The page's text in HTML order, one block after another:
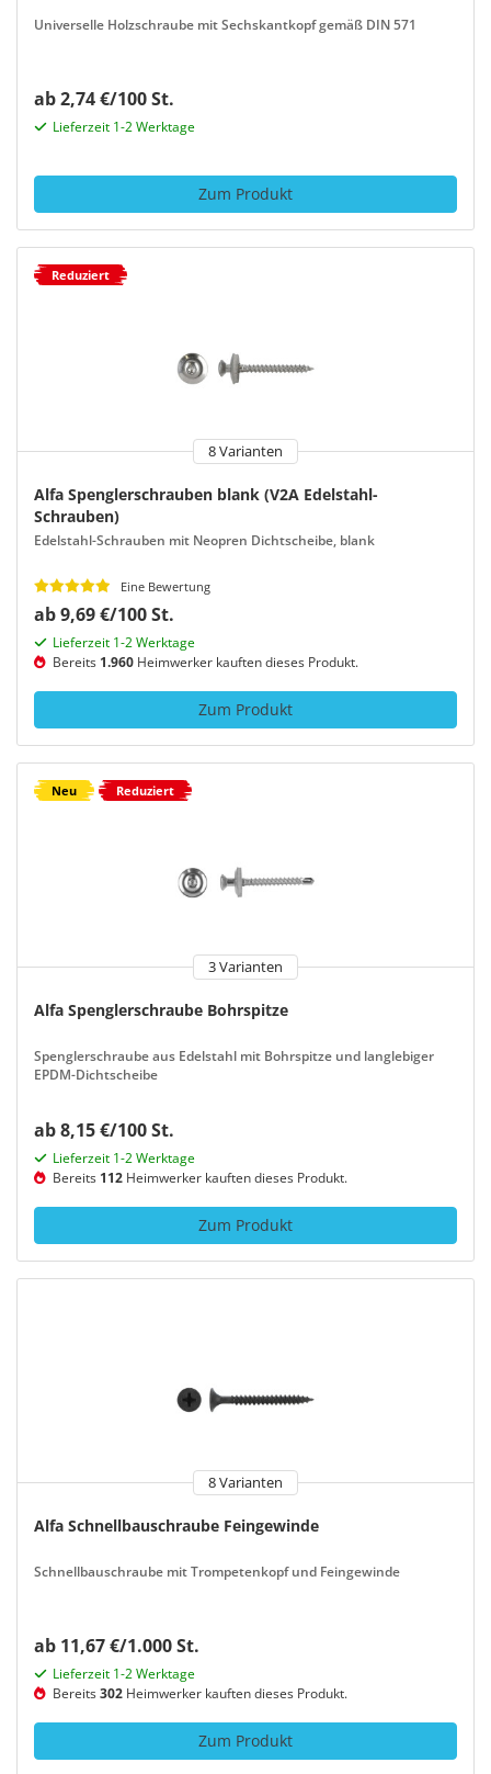
Universelle Holzschraube mit Sechskantkopf gemäß DIN 571
ab 2,74 €/100 St.
Lieferzeit 1-2 Werktage
Zum Produkt
Reduziert
8 Varianten
Alfa Spenglerschrauben blank (V2A Edelstahl-
Schrauben)
Edelstahl-Schrauben mit Neopren Dichtscheibe, blank
Eine Bewertung
ab 9,69 €/100 St.
Lieferzeit 1-2 Werktage
Bereits 1.960 Heimwerker kauften dieses Produkt.
Zum Produkt
Neu Reduziert
3 Varianten
Alfa Spenglerschraube Bohrspitze
Spenglerschraube aus Edelstahl mit Bohrspitze und langlebiger
EPDM-Dichtscheibe
ab 8,15 €/100 St.
Lieferzeit 1-2 Werktage
Bereits 112 Heimwerker kauften dieses Produkt.
Zum Produkt
8 Varianten
Alfa Schnellbauschraube Feingewinde
Schnellbauschraube mit Trompetenkopf und Feingewinde
ab 11,67 €/1.000 St.
Lieferzeit 1-2 Werktage
Bereits302 Heimwerker kauften dieses Produkt.
Zum Produkt